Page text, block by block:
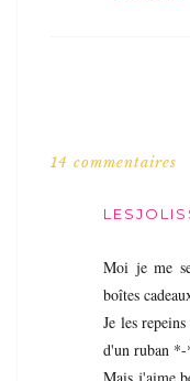
14 commentaires
Moi je me
boîtes
Je les
d'un ruban
Mais j'aime